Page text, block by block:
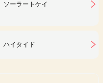
ソーラートケイ
ハイタイド